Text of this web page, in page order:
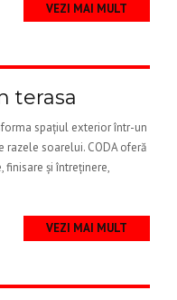
VEZI MAI MULT
terasa
spațiul exterior într-un
soarelui. CODA oferă
și întreținere,
VEZI MAI MULT